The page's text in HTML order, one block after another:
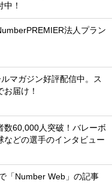
！
法人プラン
マガジン好評配信中。ス
届け！
数60,000人突破！バレーボ
などの選手のインタビュー
「Number Web」の記事